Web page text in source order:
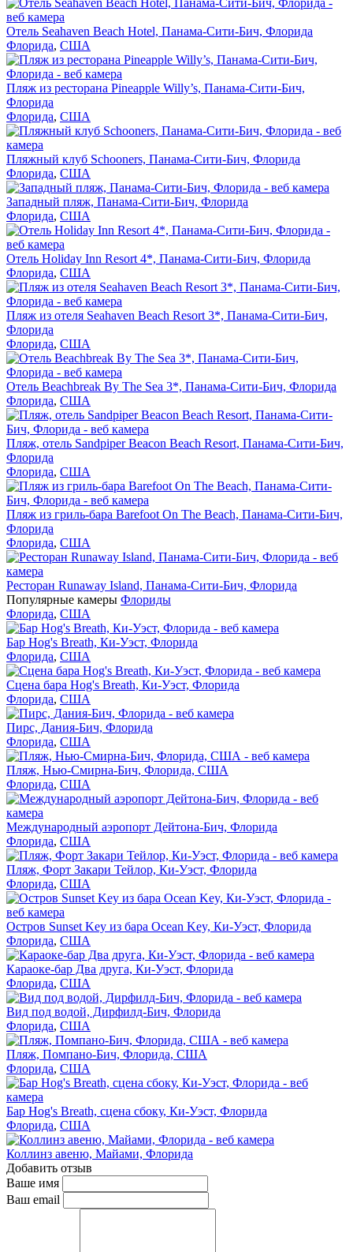
Отель Seahaven Beach Hotel, Панама-Сити-Бич, Флорида
Флорида, США
Пляж из ресторана Pineapple Willy’s, Панама-Сити-Бич,
Флорида
Флорида, США
Пляжный клуб Schooners, Панама-Сити-Бич, Флорида
Флорида, США
Западный пляж, Панама-Сити-Бич, Флорида
Флорида, США
Отель Holiday Inn Resort 4*, Панама-Сити-Бич, Флорида
Флорида, США
Пляж из отеля Seahaven Beach Resort 3*, Панама-Сити-Бич,
Флорида
Флорида, США
Отель Beachbreak By The Sea 3*, Панама-Сити-Бич, Флорида
Флорида, США
Пляж, отель Sandpiper Beacon Beach Resort, Панама-Сити-Бич,
Флорида
Флорида, США
Пляж из гриль-бара Barefoot On The Beach, Панама-Сити-Бич,
Флорида
Флорида, США
Ресторан Runaway Island, Панама-Сити-Бич, Флорида
Популярные камеры Флориды
Флорида, США
Бар Hog's Breath, Ки-Уэст, Флорида
Флорида, США
Сцена бара Hog's Breath, Ки-Уэст, Флорида
Флорида, США
Пирс, Дания-Бич, Флорида
Флорида, США
Пляж, Нью-Смирна-Бич, Флорида, США
Флорида, США
Международный аэропорт Дейтона-Бич, Флорида
Флорида, США
Пляж, Форт Закари Тейлор, Ки-Уэст, Флорида
Флорида, США
Остров Sunset Key из бара Ocean Key, Ки-Уэст, Флорида
Флорида, США
Караоке-бар Два друга, Ки-Уэст, Флорида
Флорида, США
Вид под водой, Дирфилд-Бич, Флорида
Флорида, США
Пляж, Помпано-Бич, Флорида, США
Флорида, США
Бар Hog's Breath, сцена сбоку, Ки-Уэст, Флорида
Флорида, США
Коллинз авеню, Майами, Флорида
Добавить отзыв
Ваше имя
Ваш email